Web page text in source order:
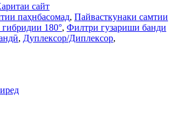
сайт
паҳнбасомад, Пайвасткунаки самтии
180°, Филтри гузариши банди
, Дуплексор/Диплексор,